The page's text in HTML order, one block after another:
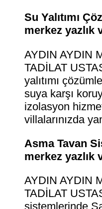
Su Yalıtımı
merkez yazlık
AYDIN AYDIN
TADİLAT
yalıtımı
suya karşı
izolasyon
villalarınızda
Asma Tavan
merkez yazlık
AYDIN AYDIN
TADİLAT
sistemlerinde